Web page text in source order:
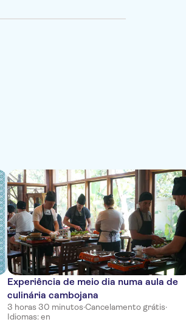
Experiência de meio dia numa aula de
culinária cambojana
3 horas 30 minutos·Cancelamento grátis·
Idiomas: en